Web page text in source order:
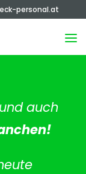
personal.at
auch